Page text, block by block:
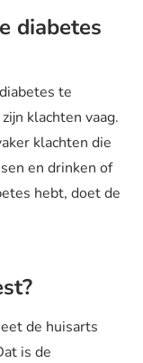
diabetes
te
klachten vaag.
klachten die
en drinken of
hebt, doet de
de huisarts
is de